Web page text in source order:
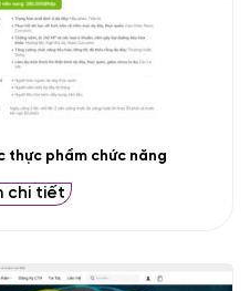
thực phẩm chức năng
chi tiết